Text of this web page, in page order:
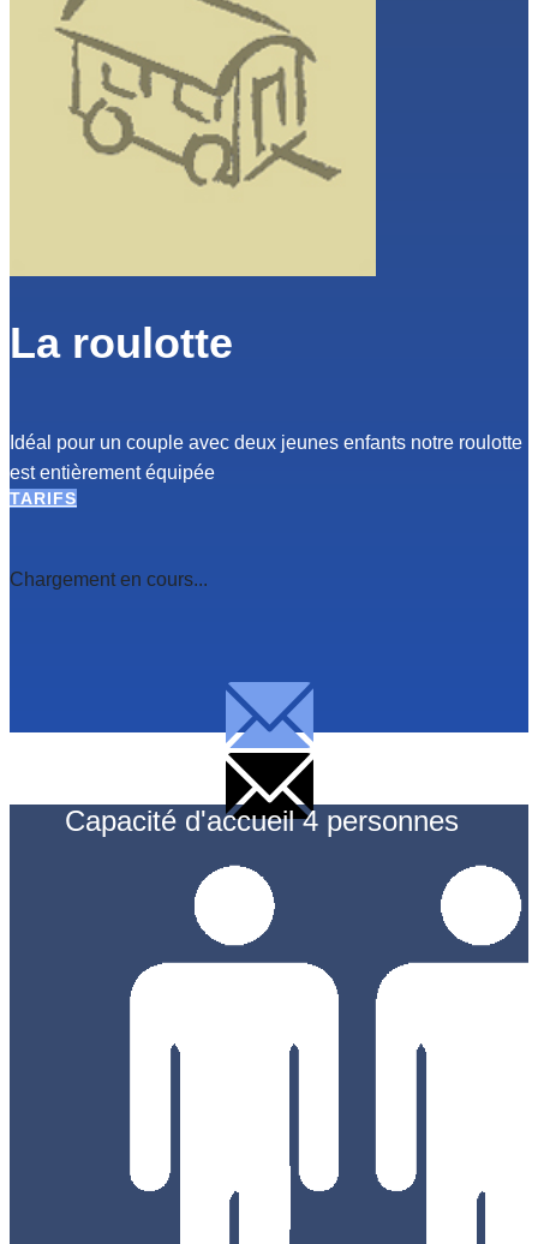
La roulotte
Idéal pour un couple avec deux jeunes enfants notre roulotte
est entièrement équipée
TARIFS
Chargement en cours...
Capacité d'accueil 4 personnes